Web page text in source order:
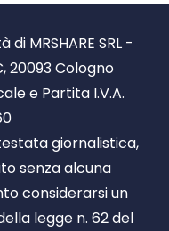
MRSHARE SRL -
20093 Cologno
e Partita I.V.A.
giornalistica,
senza alcuna
considerarsi un
legge n. 62 del